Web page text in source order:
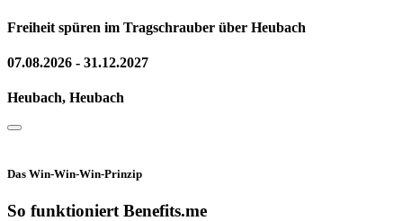
Freiheit spüren im Tragschrauber über Heubach
07.08.2026 - 31.12.2027
Heubach, Heubach
Das Win-Win-Win-Prinzip
So funktioniert Benefits.me